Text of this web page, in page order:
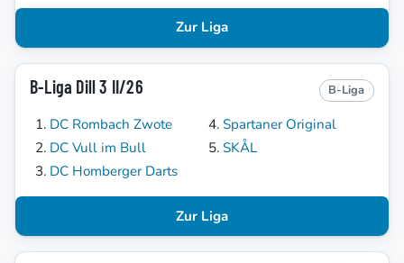
Zur Liga
B-Liga Dill 3 II/26 B-Liga
DC Rombach Zwote
DC Vull im Bull
DC Homberger Darts
Spartaner Original
SKÅL
Zur Liga